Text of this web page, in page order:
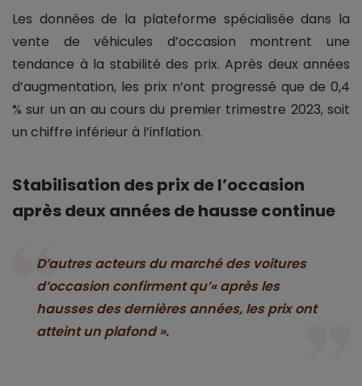
Les données de la plateforme spécialisée dans la
vente de véhicules d’occasion montrent une
tendance à la stabilité des prix. Après deux années
d’augmentation, les prix n’ont progressé que de 0,4
% sur un an au cours du premier trimestre 2023, soit
un chiffre inférieur à l’inflation.
Stabilisation des prix de l’occasion
après deux années de hausse continue
D’autres acteurs du marché des voitures
d’occasion confirment qu’« après les
hausses des dernières années, les prix ont
atteint un plafond ».